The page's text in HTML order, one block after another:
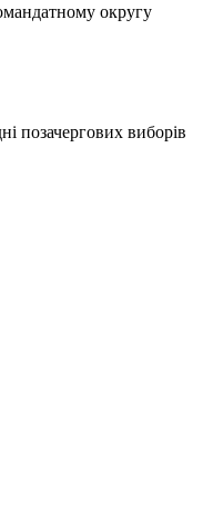
округу
позачергових виборів